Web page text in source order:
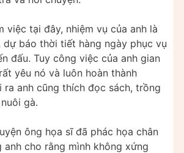
việc tại đây, nhiệm vụ của anh là
báo thời tiết hàng ngày phục vụ
đấu. Tuy công việc của anh gian
yêu nó và luôn hoàn thành
ra anh cũng thích đọc sách, trồng
gà.
ông họa sĩ đã phác họa chân
anh cho rằng mình không xứng